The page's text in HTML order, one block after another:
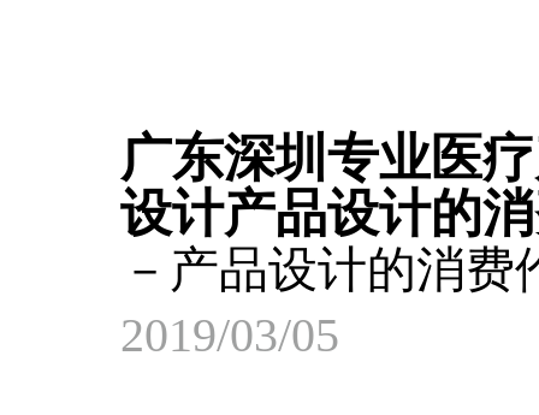
广东深圳专业医
设计产品设计的
－产品设计的消费
2019/03/05